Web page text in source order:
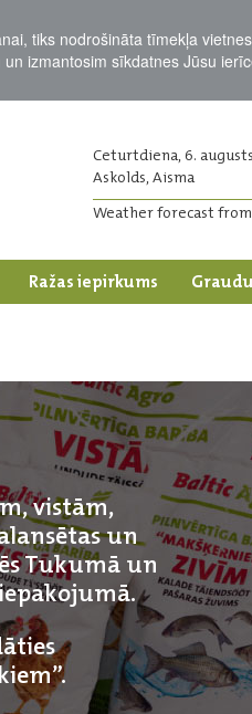
tiks nodrošināta tīmekļa
izmantosim sīkdatnes Jūsu
Ceturtdiena, 6. augusts
Askolds, Aisma
Weather forecast
Ražas iepirkums
vistām,
un
Tukumā un